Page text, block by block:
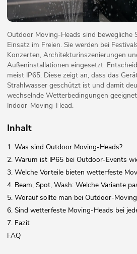
Outdoor Moving-Heads sind bewegliche
Einsatz im Freien. Sie werden bei
Konzerten, Architekturinszenierungen
Außeninstallationen eingesetzt.
meist IP65. Diese zeigt an, dass das
Strahlwasser geschützt ist und damit
wechselnde Wetterbedingungen
Indoor-Moving-Head.
Inhalt
1. Was sind Outdoor Moving-Heads?
2. Warum ist IP65 bei Outdoor-Events
3. Welche Vorteile bieten wetterfeste
4. Beam, Spot, Wash: Welche Variante
5. Worauf sollte man bei Outdoor-
6. Sind wetterfeste Moving-Heads bei
7. Fazit
FAQ